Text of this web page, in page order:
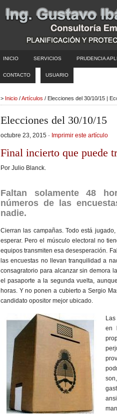
INICIO SERVICIOS PRUDENCIA
CONTACTO USUARIO
> Inicio /Artículos / Elecciones del 30/10/15 |
Elecciones del 30/10/15
octubre 23, 2015 · Imprimir este artículo
Final incierto que puede
Por Julio Blanck.
Faltan solamente 48
números de las
nadie.
Cierran las campañas. Todo está
esperar. Pero el músculo electoral no
equipos transmiten esa desesperación.
las encuestas no llevan tranquilidad a
consagratorio para alcanzar sin demora
el pasaporte a la segunda vuelta,
horas. Y no ponen a cubierto a Sergio
candidato opositor mejor ubicado.
en